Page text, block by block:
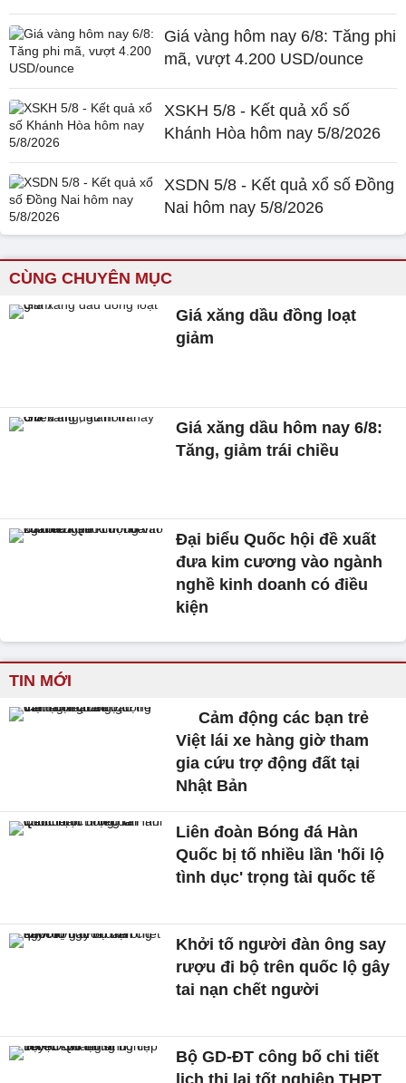
Giá vàng hôm nay 6/8: Tăng phi
mã, vượt 4.200 USD/ounce
XSKH 5/8 - Kết quả xổ số
Khánh Hòa hôm nay 5/8/2026
XSDN 5/8 - Kết quả xổ số Đồng
Nai hôm nay 5/8/2026
CÙNG CHUYÊN MỤC
Giá xăng dầu đồng loạt
giảm
Giá xăng dầu hôm nay 6/8:
Tăng, giảm trái chiều
Đại biểu Quốc hội đề xuất
đưa kim cương vào ngành
nghề kinh doanh có điều
kiện
TIN MỚI
Cảm động các bạn trẻ
Việt lái xe hàng giờ tham
gia cứu trợ động đất tại
Nhật Bản
Liên đoàn Bóng đá Hàn
Quốc bị tố nhiều lần 'hối lộ
tình dục' trọng tài quốc tế
Khởi tố người đàn ông say
rượu đi bộ trên quốc lộ gây
tai nạn chết người
Bộ GD-ĐT công bố chi tiết
lịch thi lại tốt nghiệp THPT